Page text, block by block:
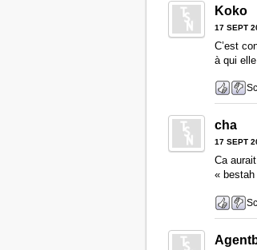
Koko
17 SEPT
C’est
à qui
cha
17 SEPT
Ca
«